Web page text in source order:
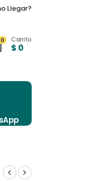
Llegar?
0 Carrito
$ 0